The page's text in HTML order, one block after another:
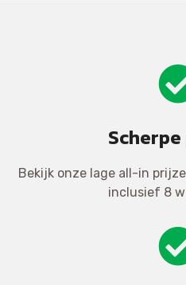
Bekijk onze lage all-in
inclusief 8